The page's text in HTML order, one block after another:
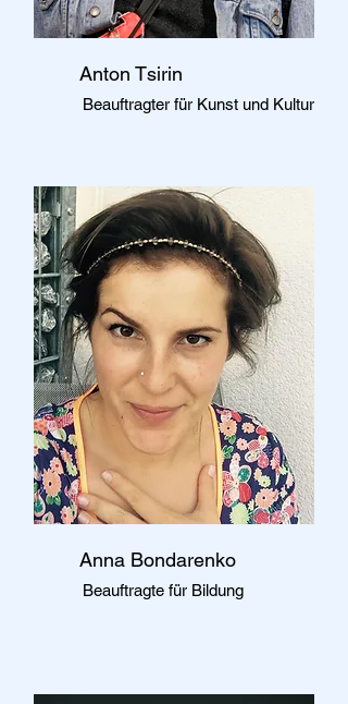
Anton Tsirin
Beauftragter für Kunst und Kultur
Anna Bondarenko
Beauftragte für Bildung